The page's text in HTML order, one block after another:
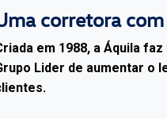
corretora
em 1988, a Áquila
Lider de aumentar o